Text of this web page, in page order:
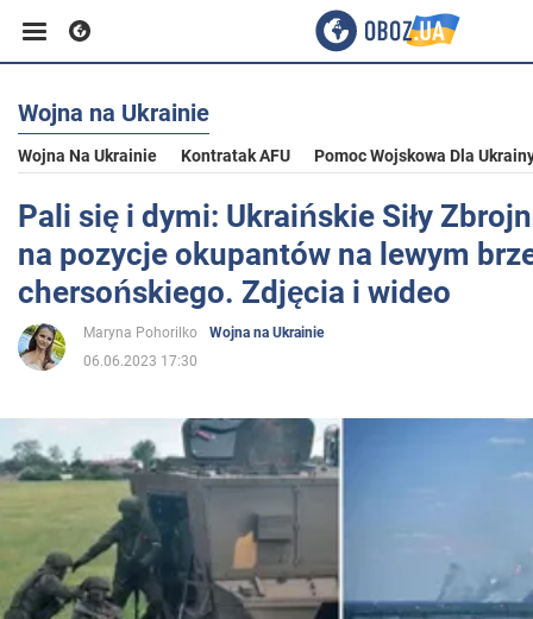
Biznes
Sport
Rozrywka
Życie
Polityka
Społeczeństwo
Wojna na Ukrainie
Wojna na Ukrainie
Wojna Na Ukrainie Kontratak AFU Pomoc Wojskowa Dla
Pali się i dymi: Ukraińskie Siły
na pozycje okupantów na lewym
chersońskiego. Zdjęcia i wideo
Maryna Pohorilko
Wojna na Ukrainie
06.06.2023 17:30